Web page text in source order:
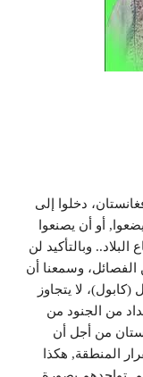
دخلوا إلى
أو أن يصنعوا
وبالتأكيد لن
الفصائل، وسمعنا أن
لا يتجاوز
من الجنود من
من أجل أن
المنطقة, هكذا